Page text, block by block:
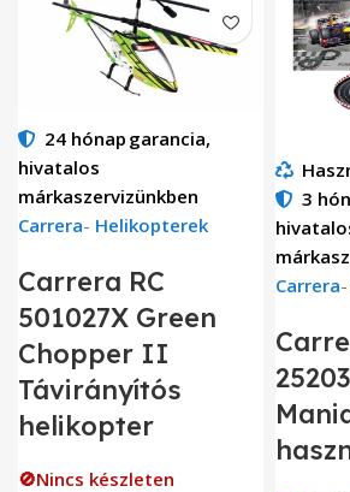
24 hónap garancia,
hivatalos
márkaszervizünkben
Carrera- Helikopterek
Carrera RC
501027X Green
Chopper II
Távirányítós
helikopter
🚫Nincs készleten
3
Carrera-